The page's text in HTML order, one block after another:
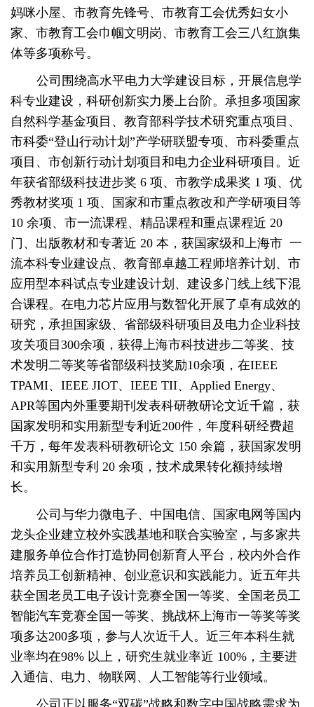
妈咪小屋、市教育先锋号、市教育工会优秀妇女小
家、市教育工会巾帼文明岗、市教育工会三八红旗集
体等多项称号。
公司围绕高水平电力大学建设目标，开展信息学
科专业建设， 科研创新实力屡上台阶。承担多项国家
自然科学基金项目、教育部科学技术研究重点项目、
市科委“登山行动计划”产学研联盟专项、市科委重点
项目、市创新行动计划项目和电力企业科研项目。近
年获省部级科技进步奖 6 项、市教学成果奖 1 项、优
秀教材奖项 1 项、国家和市重点教改和产学研项目等
10 余项、市一流课程、精品课程和重点课程近 20
门、出版教材和专著近 20 本，获国家级和上海市 一
流本科专业建设点、教育部卓越工程师培养计划、市
应用型本科试点专业建设计划、建设多门线上线下混
合课程。在电力芯片应用与数智化开展了卓有成效的
研究，承担国家级、省部级科研项目及电力企业科技
攻关项目300余项，获得上海市科技进步二等奖、技
术发明二等奖等省部级科技奖励10余项，在IEEE
TPAMI、IEEE JIOT、IEEE TII、Applied Energy、
APR等国内外重要期刊发表科研教研论文近千篇，获
国家发明和实用新型专利近200件，年度科研经费超
千万，每年发表科研教研论文 150 余篇，获国家发明
和实用新型专利 20 余项，技术成果转化额持续增
长。
公司与华力微电子、中国电信、国家电网等国内
龙头企业建立校外实践基地和联合实验室，与多家共
建服务单位合作打造协同创新育人平台，校内外合作
培养员工创新精神、创业意识和实践能力。近五年共
获全国老员工电子设计竞赛全国一等奖、全国老员工
智能汽车竞赛全国一等奖、挑战杯上海市一等奖等奖
项多达200多项，参与人次近千人。近三年本科生就
业率均在98% 以上，研究生就业率近 100%，主要进
入通信、电力、物联网、人工智能等行业领域。
公司正以服务“双碳”战略和数字中国战略需求为